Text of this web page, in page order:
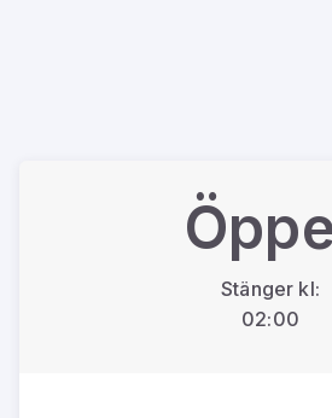
Stänger kl:
02:00